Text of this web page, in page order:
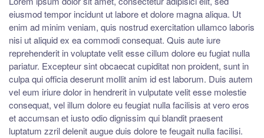
eiusmod tempor incidunt ut labore et dolore magna aliqua. Ut
enim ad minim veniam, quis nostrud exercitation ullamco laboris
nisi ut aliquid ex ea commodi consequat. Quis aute iure
reprehenderit in voluptate velit esse cillum dolore eu fugiat nulla
pariatur. Excepteur sint obcaecat cupiditat non proident, sunt in
culpa qui officia deserunt mollit anim id est laborum. Duis autem
vel eum iriure dolor in hendrerit in vulputate velit esse molestie
consequat, vel illum dolore eu feugiat nulla facilisis at vero eros
et accumsan et iusto odio dignissim qui blandit praesent
luptatum zzril delenit augue duis dolore te feugait nulla facilisi.